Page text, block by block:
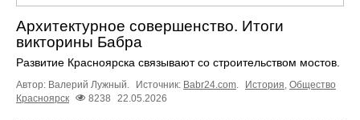
Архитектурное совершенство. Итоги
викторины Бабра
Развитие Красноярска связывают со строительством мостов.
Автор: Валерий Лужный. Источник: Babr24.com. История, Общество
Красноярск
8238 22.05.2026